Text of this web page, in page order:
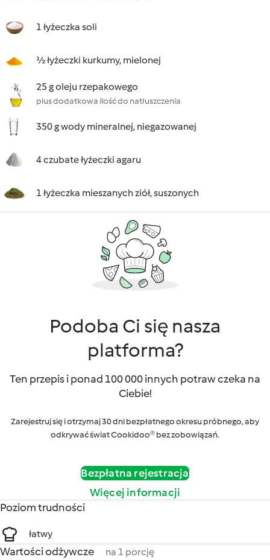
1 łyżeczka soli
½ łyżeczki kurkumy, mielonej
25 g oleju rzepakowego
plus dodatkowa ilość do natłuszczenia
350 g wody mineralnej, niegazowanej
4 czubate łyżeczki agaru
1 łyżeczka mieszanych ziół, suszonych
Podoba Ci się nasza
platforma?
Ten przepis i ponad 100 000 innych potraw czeka na
Ciebie!
Zarejestruj się i otrzymaj 30 dni bezpłatnego okresu próbnego, aby
odkrywać świat Cookidoo® bez zobowiązań.
Bezpłatna rejestracja
Więcej informacji
Poziom trudności
łatwy
Wartości odżywcze na 1 porcję